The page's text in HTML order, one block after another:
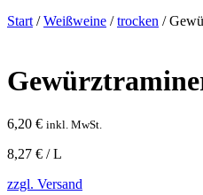
Start/Weißweine /trocken /
6,20 € inkl. MwSt.
8,27 € / L
zzgl. Versand